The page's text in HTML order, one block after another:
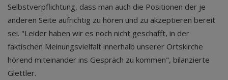
Selbstverpflichtung, dass man auch die Positionen der je
anderen Seite aufrichtig zu hören und zu akzeptieren bereit
sei. "Leider haben wir es noch nicht geschafft, in der
faktischen Meinungsvielfalt innerhalb unserer Ortskirche
hörend miteinander ins Gespräch zu kommen", bilanzierte
Glettler.